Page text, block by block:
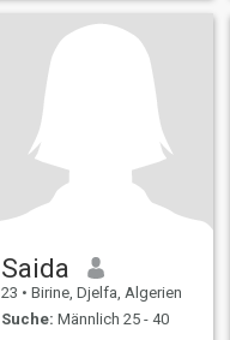
Saida
23 • Birine, Djelfa, Algerien
Suche: Männlich 25 - 40